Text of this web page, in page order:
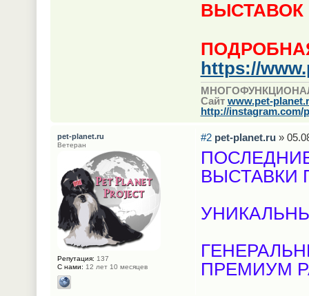
ВЫСТАВОК
https://
Сайт www.pet-
http://instagram.com/
#2 pet-planet.ru »
ВЫСТАВКИ
ПРЕМИУМ
pet-planet.ru
Ветеран
Репутация: 137
С нами: 12 лет 10 месяцев